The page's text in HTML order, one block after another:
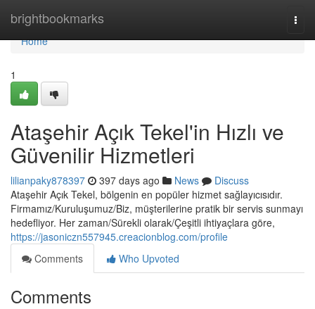
brightbookmarks
Home
Home
1
Ataşehir Açık Tekel'in Hızlı ve
Güvenilir Hizmetleri
lilianpaky878397 397 days ago News
Discuss
Ataşehir Açık Tekel, bölgenin en popüler hizmet sağlayıcısıdır.
Firmamız/Kuruluşumuz/Biz, müşterilerine pratik bir servis sunmayı
hedefliyor. Her zaman/Sürekli olarak/Çeşitli ihtiyaçlara göre,
https://jasoniczn557945.creacionblog.com/profile
Comments
Who Upvoted
Comments